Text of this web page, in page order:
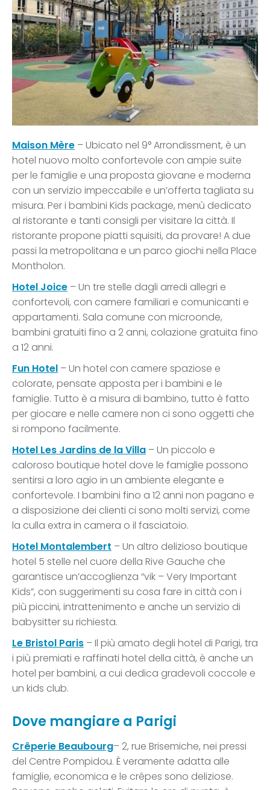
Maison Mère – Ubicato nel 9° Arrondissment, è un
hotel nuovo molto confortevole con ampie suite
per le famiglie e una proposta giovane e moderna
con un servizio impeccabile e un’offerta tagliata su
misura. Per i bambini Kids package, menù dedicato
al ristorante e tanti consigli per visitare la città. Il
ristorante propone piatti squisiti, da provare! A due
passi la metropolitana e un parco giochi nella Place
Montholon.
Hotel Joice – Un tre stelle dagli arredi allegri e
confortevoli, con camere familiari e comunicanti e
appartamenti. Sala comune con microonde,
bambini gratuiti fino a 2 anni, colazione gratuita fino
a 12 anni.
Fun Hotel – Un hotel con camere spaziose e
colorate, pensate apposta per i bambini e le
famiglie. Tutto è a misura di bambino, tutto è fatto
per giocare e nelle camere non ci sono oggetti che
si rompono facilmente.
Hotel Les Jardins de la Villa – Un piccolo e
caloroso boutique hotel dove le famiglie possono
sentirsi a loro agio in un ambiente elegante e
confortevole. I bambini fino a 12 anni non pagano e
a disposizione dei clienti ci sono molti servizi, come
la culla extra in camera o il fasciatoio.
Hotel Montalembert – Un altro delizioso boutique
hotel 5 stelle nel cuore della Rive Gauche che
garantisce un’accoglienza “vik – Very Important
Kids”, con suggerimenti su cosa fare in città con i
più piccini, intrattenimento e anche un servizio di
babysitter su richiesta.
Le Bristol Paris – Il più amato degli hotel di Parigi, tra
i più premiati e raffinati hotel della città, è anche un
hotel per bambini, a cui dedica gradevoli coccole e
un kids club.
Dove mangiare a Parigi
Crêperie Beaubourg– 2, rue Brisemiche, nei pressi
del Centre Pompidou. È veramente adatta alle
famiglie, economica e le crêpes sono deliziose.